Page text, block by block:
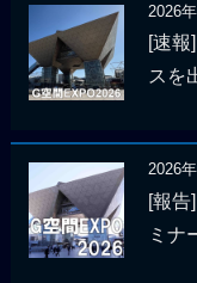
2026
[速
スを
2026
[報
ミナ